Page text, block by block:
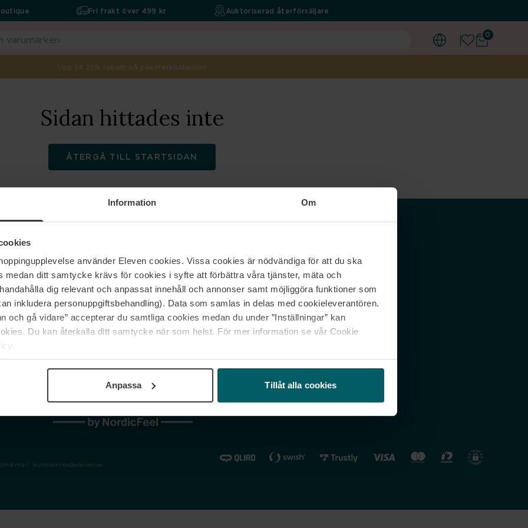
Information Om
använder Eleven cookies. Vissa cookies är nödvändiga för att du ska
medan ditt samtycke krävs för cookies i syfte att förbättra våra tjänster, mäta och
dig relevant och anpassat innehåll och annonser samt möjliggöra funktioner som
inkludera personuppgiftsbehandling). Data som samlas in delas med cookieleverantören.
och gå vidare” accepterar du samtliga cookies medan du under ”Inställningar” kan
Du kan återkalla ditt samtycke när som helst. För mer information se vår Cookie
Anpassa Tillåt alla cookies
0
Fri frakt över 499 kr Auktoriserad återförsäljare
Upp till 25% rabatt på paketerbjudanden
Sidan hittades inte
ÅTERGÅ TILL STARTSIDAN
Om oss
Jobba hos oss
Våra varumärken
Kontakta oss
Vanliga frågor & svar
Spåra min beställning
reklamationer
Nordicfeel SE
Nordicfeel FI
Nordicfeel NO
Email: kundservice@eleven.se